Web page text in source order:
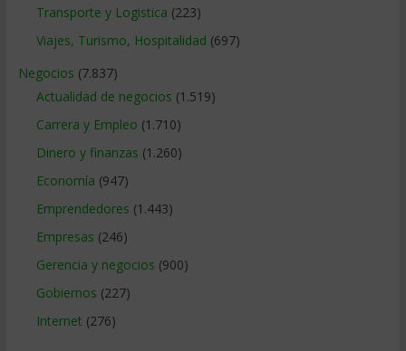
Transporte y Logistica (223)
Viajes, Turismo, Hospitalidad (697)
Negocios (7.837)
Actualidad de negocios (1.519)
Carrera y Empleo (1.710)
Dinero y finanzas (1.260)
Economía (947)
Emprendedores (1.443)
Empresas (246)
Gerencia y negocios (900)
Gobiernos (227)
Internet (276)